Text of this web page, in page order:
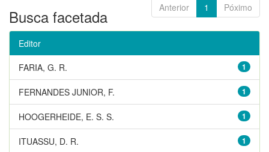
Anterior 1 Póximo
Busca facetada
Editor
1
FARIA, G. R.
1
FERNANDES JUNIOR, F.
1
HOOGERHEIDE, E. S. S.
1
ITUASSU, D. R.